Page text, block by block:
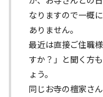
なりますので一概
ありません。
最近は直接ご住職
すか？」と聞く方
ょう。
同じお寺の檀家さ